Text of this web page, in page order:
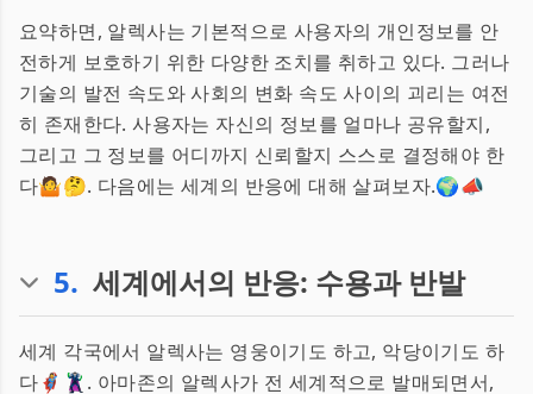
요약하면, 알렉사는 기본적으로 사용자의 개인정보를 안
전하게 보호하기 위한 다양한 조치를 취하고 있다. 그러나
기술의 발전 속도와 사회의 변화 속도 사이의 괴리는 여전
히 존재한다. 사용자는 자신의 정보를 얼마나 공유할지,
그리고 그 정보를 어디까지 신뢰할지 스스로 결정해야 한
다🤷🤔. 다음에는 세계의 반응에 대해 살펴보자.🌍📣
5. 세계에서의 반응: 수용과 반발
세계 각국에서 알렉사는 영웅이기도 하고, 악당이기도 하
다🦸‍♀️🦹‍♂️. 아마존의 알렉사가 전 세계적으로 발매되면서,